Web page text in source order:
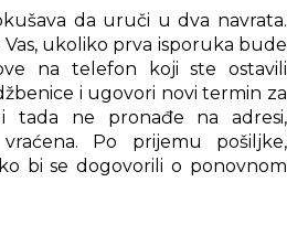
da uruči u dva navrata.
Vas, ukoliko prva isporuka bude
na telefon koji ste ostavili
i ugovori novi termin za
tada ne pronađe na adresi,
Po prijemu pošiljke,
bi se dogovorili o ponovnom